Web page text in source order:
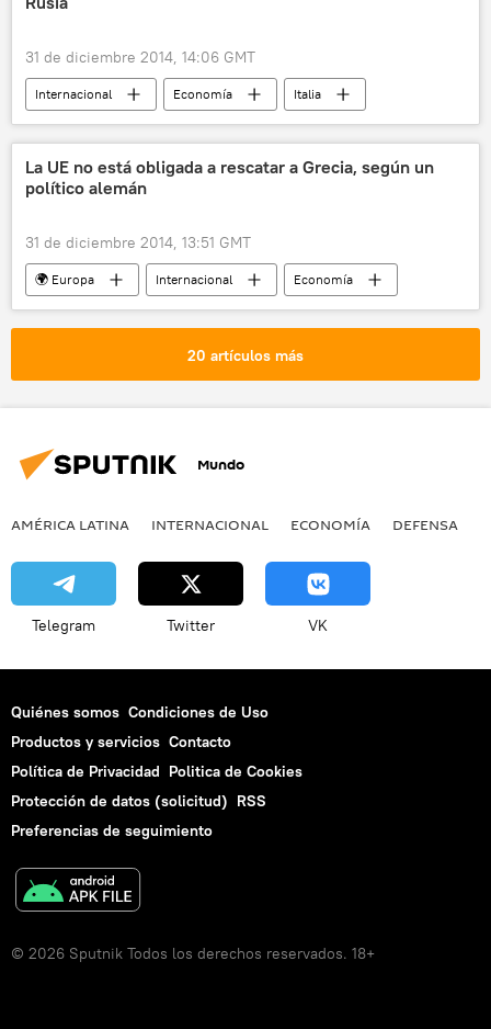
31 de diciembre 2014, 14:06 GMT
Internacional Economía
Italia
Ígor Sechin
Rosneft
Rostec
Finmeccanica
HeliVert
AW189
Rusia
noticias
La UE no está obligada a rescatar a Grecia, según un
político alemán
31 de diciembre 2014, 13:51 GMT
🌍 Europa Internacional
Economía
Grecia
Michael Fuchs noticias
20 artículos más
Mundo
AMÉRICA LATINA INTERNACIONAL ECONOMÍA DEFENSA
Telegram Twitter VK
Quiénes somos Condiciones de Uso
Productos y servicios Contacto
Política de Privacidad Politica de Cookies
Protección de datos (solicitud) RSS
Preferencias de seguimiento
© 2026 Sputnik Todos los derechos reservados. 18+